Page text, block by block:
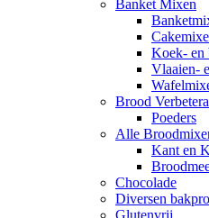
Banket Mixen
Koek- en
Vlaaien-
Brood
Poeders
Alle
Kant en
Chocolade
Diversen